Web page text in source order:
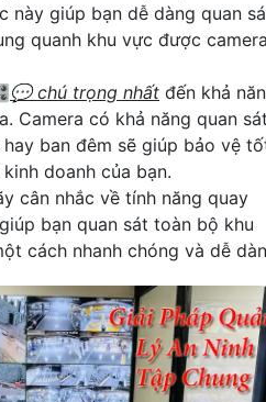
này giúp bạn dễ dàng quan
quanh khu vực được
💬 chú trọng nhất đến khả
Camera có khả năng quan
ban đêm sẽ giúp bảo vệ
doanh của bạn.
cân nhắc về tính năng quay
bạn quan sát toàn bộ khu
cách nhanh chóng và dễ